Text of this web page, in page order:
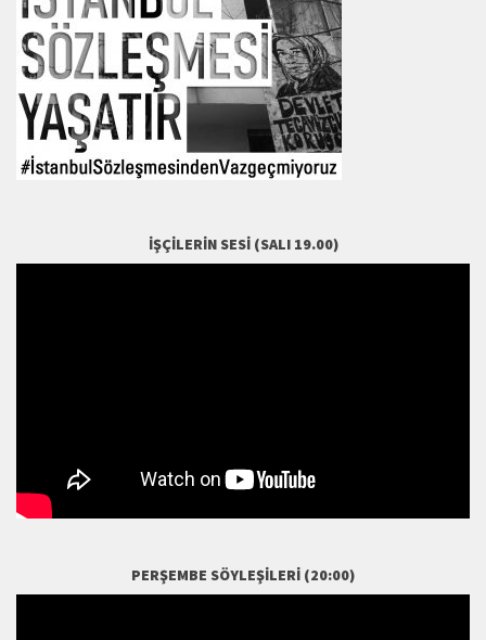
İŞÇILERIN SESI (SALI 19.00)
PERŞEMBE SÖYLEŞILERI (20:00)